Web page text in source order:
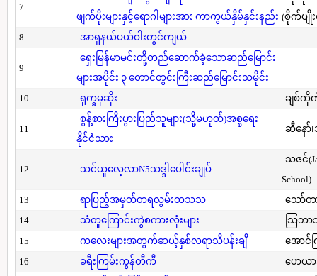
7
ဖျက်ပိုးများနှင့်ရောဂါများအား ကာကွယ်နှိမ်နှင်းနည်း (စိုက်ပျိုး
8
အာရှနယ်ပယ်ဝါးတွင်ကျယ်
9
ရှေးမြန်မာမင်းတို့တည်ဆောက်ခဲ့သောဆည်မြောင်း
များအပိုင်း ၃ တောင်တွင်းကြီးဆည်မြောင်းသမိုင်း
10
ရုက္ခမုဆိုး ချစ်ကို
11
စွန့်စားကြီးပွားပြည်သူများ(သို့မဟုတ်)အစ္စရေး
နိုင်ငံသား
ဆီနော်၊
12 သင်ယူလေ့လာN5သဒ္ဒါပေါင်းချုပ်
သဇင်
School)
13
ရာပြည့်အမှတ်တရလွမ်းတသသ
သော်တ
14
သံတူကြောင်းကွဲစကားလုံးများ
သြဘာ
15
ကလေးများအတွက်ဆယ့်နှစ်လရာသီပန်းချီ
အောင်
16
ခရီးကြမ်းကွန်တီကီ
ဟေယာ